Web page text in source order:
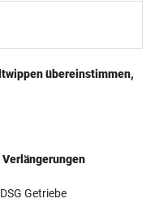
übereinstimmen,
Verlängerungen
Getriebe